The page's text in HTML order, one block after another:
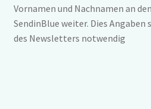
Vornamen und Nachnamen an
SendinBlue weiter. Dies
des Newsletters notwendig